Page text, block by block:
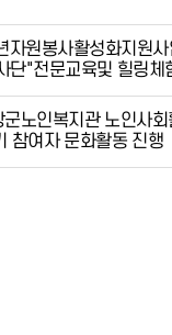
자원봉사활성화지원사
단"전문교육및 힐링체
군노인복지관 노인사회
참여자 문화활동 진행